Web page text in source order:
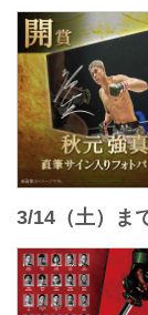
3/14（土）ま